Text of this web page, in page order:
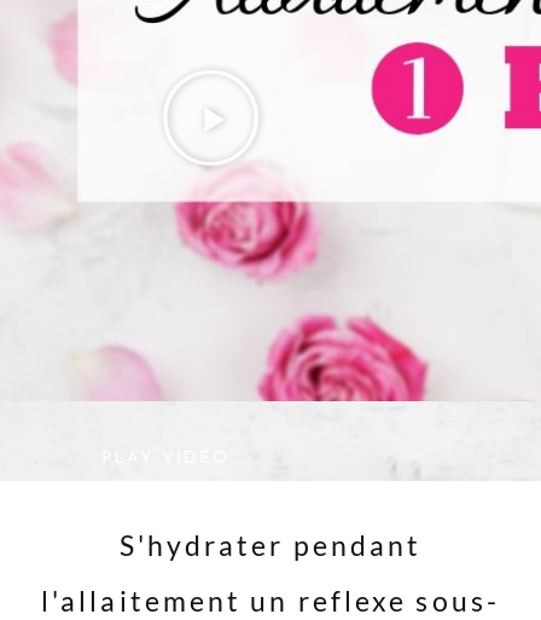
S'hydrater pendant
l'allaitement un reflexe sous-